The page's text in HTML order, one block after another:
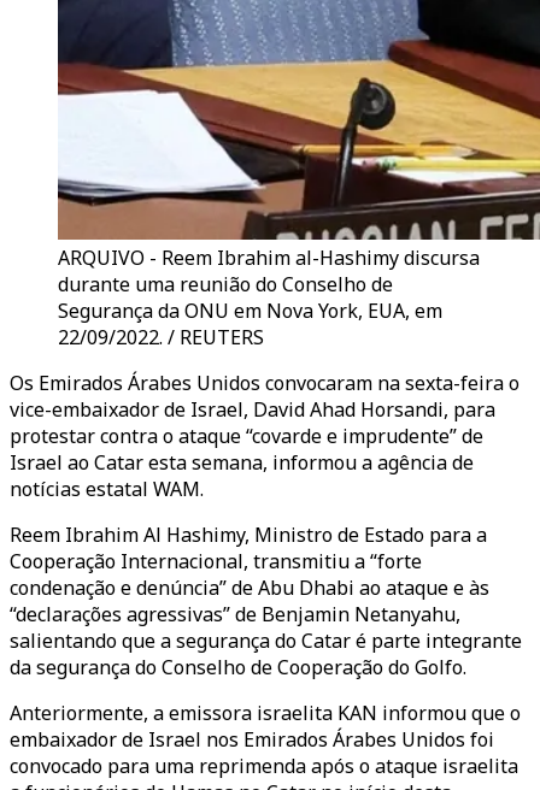
ARQUIVO - Reem Ibrahim al-Hashimy discursa
durante uma reunião do Conselho de
Segurança da ONU em Nova York, EUA, em
22/09/2022. / REUTERS
Os Emirados Árabes Unidos convocaram na sexta-feira o
vice-embaixador de Israel, David Ahad Horsandi, para
protestar contra o ataque “covarde e imprudente” de
Israel ao Catar esta semana, informou a agência de
notícias estatal WAM.
Reem Ibrahim Al Hashimy, Ministro de Estado para a
Cooperação Internacional, transmitiu a “forte
condenação e denúncia” de Abu Dhabi ao ataque e às
“declarações agressivas” de Benjamin Netanyahu,
salientando que a segurança do Catar é parte integrante
da segurança do Conselho de Cooperação do Golfo.
Anteriormente, a emissora israelita KAN informou que o
embaixador de Israel nos Emirados Árabes Unidos foi
convocado para uma reprimenda após o ataque israelita